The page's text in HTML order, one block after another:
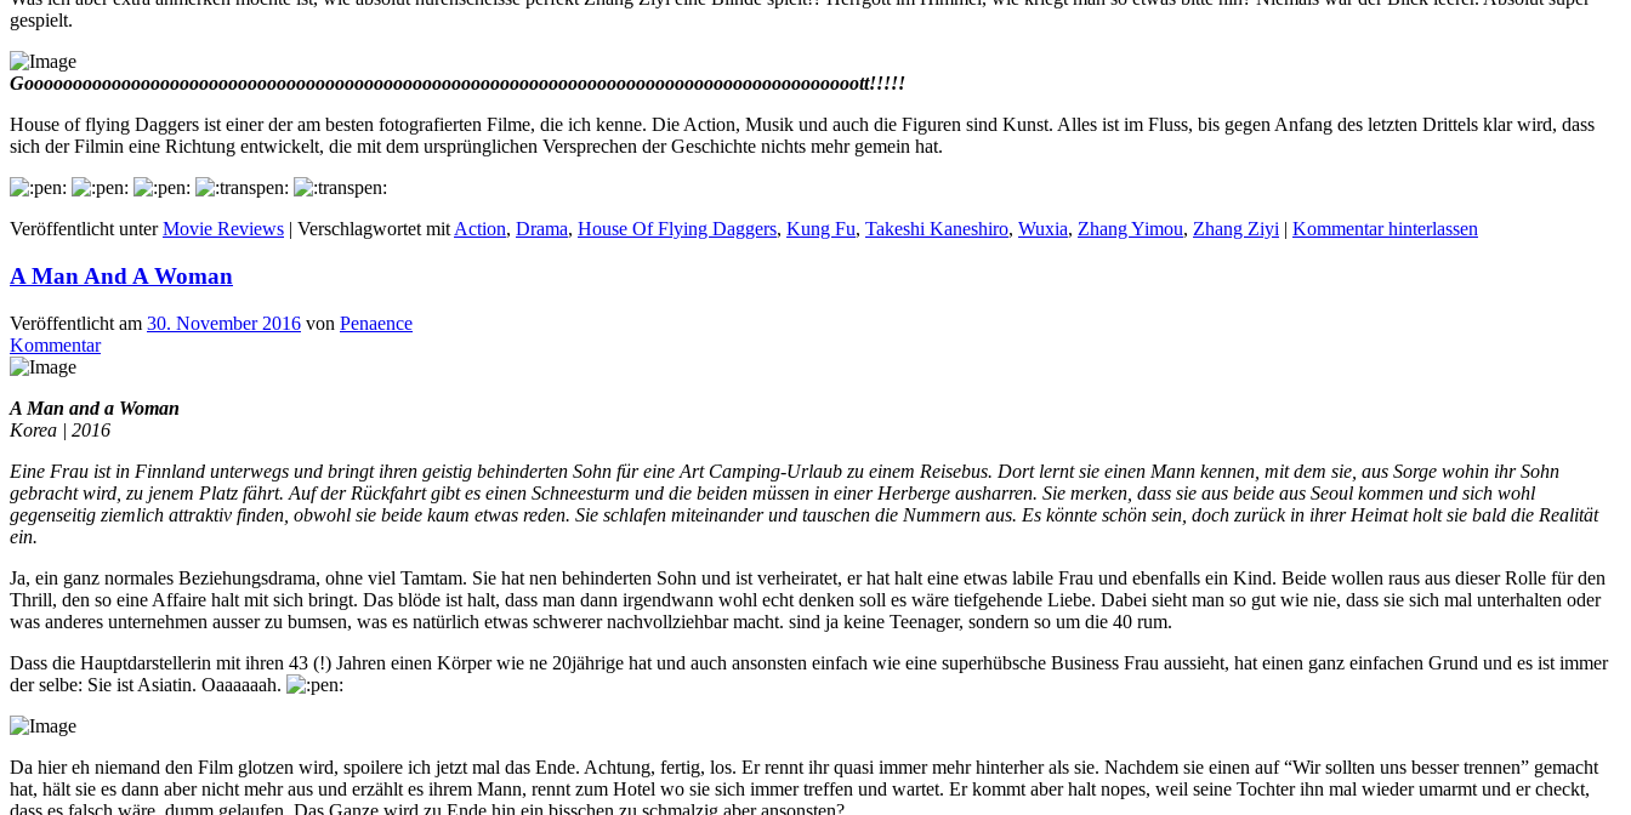
gespielt.
Goooooooooooooooooooooooooooooooooooooooooooooooooooooooooooooooooooooooooooooooooooooott!!!!!
House of flying Daggers ist einer der am besten fotografierten Filme, die ich kenne. Die Action, Musik und auch die Figuren sind Kunst. Alles ist im Fluss, bis gegen Anfang des letzten Drittels klar wird, dass
sich der Filmin eine Richtung entwickelt, die mit dem ursprünglichen Versprechen der Geschichte nichts mehr gemein hat.
Veröffentlicht unter Movie Reviews | Verschlagwortet mit Action, Drama, House Of Flying Daggers, Kung Fu, Takeshi Kaneshiro, Wuxia, Zhang Yimou, Zhang Ziyi | Kommentar hinterlassen
A Man And A Woman
Veröffentlicht am 30. November 2016 von Penaence
Kommentar
A Man and a Woman
Korea | 2016
Eine Frau ist in Finnland unterwegs und bringt ihren geistig behinderten Sohn für eine Art Camping-Urlaub zu einem Reisebus. Dort lernt sie einen Mann kennen, mit dem sie, aus Sorge wohin ihr Sohn
gebracht wird, zu jenem Platz fährt. Auf der Rückfahrt gibt es einen Schneesturm und die beiden müssen in einer Herberge ausharren. Sie merken, dass sie aus beide aus Seoul kommen und sich wohl
gegenseitig ziemlich attraktiv finden, obwohl sie beide kaum etwas reden. Sie schlafen miteinander und tauschen die Nummern aus. Es könnte schön sein, doch zurück in ihrer Heimat holt sie bald die Realität
ein.
Ja, ein ganz normales Beziehungsdrama, ohne viel Tamtam. Sie hat nen behinderten Sohn und ist verheiratet, er hat halt eine etwas labile Frau und ebenfalls ein Kind. Beide wollen raus aus dieser Rolle für den
Thrill, den so eine Affaire halt mit sich bringt. Das blöde ist halt, dass man dann irgendwann wohl echt denken soll es wäre tiefgehende Liebe. Dabei sieht man so gut wie nie, dass sie sich mal unterhalten oder
was anderes unternehmen ausser zu bumsen, was es natürlich etwas schwerer nachvollziehbar macht. sind ja keine Teenager, sondern so um die 40 rum.
Dass die Hauptdarstellerin mit ihren 43 (!) Jahren einen Körper wie ne 20jährige hat und auch ansonsten einfach wie eine superhübsche Business Frau aussieht, hat einen ganz einfachen Grund und es ist immer
der selbe: Sie ist Asiatin. Oaaaaaah.
Da hier eh niemand den Film glotzen wird, spoilere ich jetzt mal das Ende. Achtung, fertig, los. Er rennt ihr quasi immer mehr hinterher als sie. Nachdem sie einen auf “Wir sollten uns besser trennen” gemacht
hat, hält sie es dann aber nicht mehr aus und erzählt es ihrem Mann, rennt zum Hotel wo sie sich immer treffen und wartet. Er kommt aber halt nopes, weil seine Tochter ihn mal wieder umarmt und er checkt,
dass es falsch wäre. dumm gelaufen. Das Ganze wird zu Ende hin ein bisschen zu schmalzig aber ansonsten?